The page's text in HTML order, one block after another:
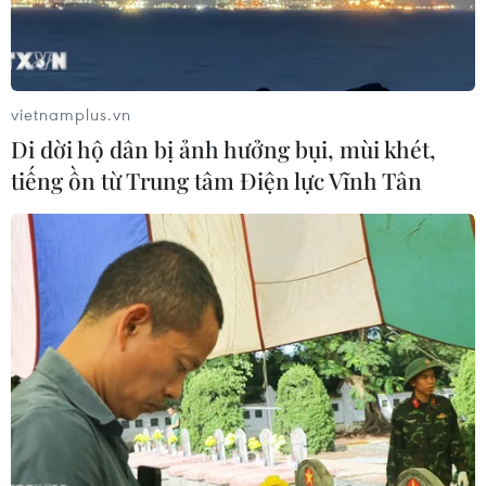
thiếu cho doanh nghiệp dẫn dắt
Phú Thọ gỡ vướng mắc mặt bằng,
đẩy nhanh đầu tư các cụm công
nghiệp
07/08/2026 03:32
Cà Mau quảng bá thương hiệu, kết
nối đầu tư, đưa ngành tôm phát triển
bền vững
07/08/2026 03:04
vietnamplus.vn
Di dời hộ dân bị ảnh hưởng bụi, mùi khét,
tiếng ồn từ Trung tâm Điện lực Vĩnh Tân